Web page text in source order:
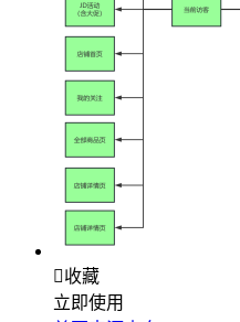
收藏
立即使用